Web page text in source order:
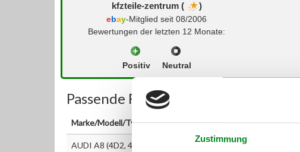
Zustimmung
kfzteile-zentrum ( )
ebay-Mitglied seit 08/2006
Bewertungen der letzten 12 Monate:
Positiv Neutral
Passende Fahrzeuge:
Marke/Modell/Typ
AUDI A8 (4D2, 4D8) 2.5 TDI